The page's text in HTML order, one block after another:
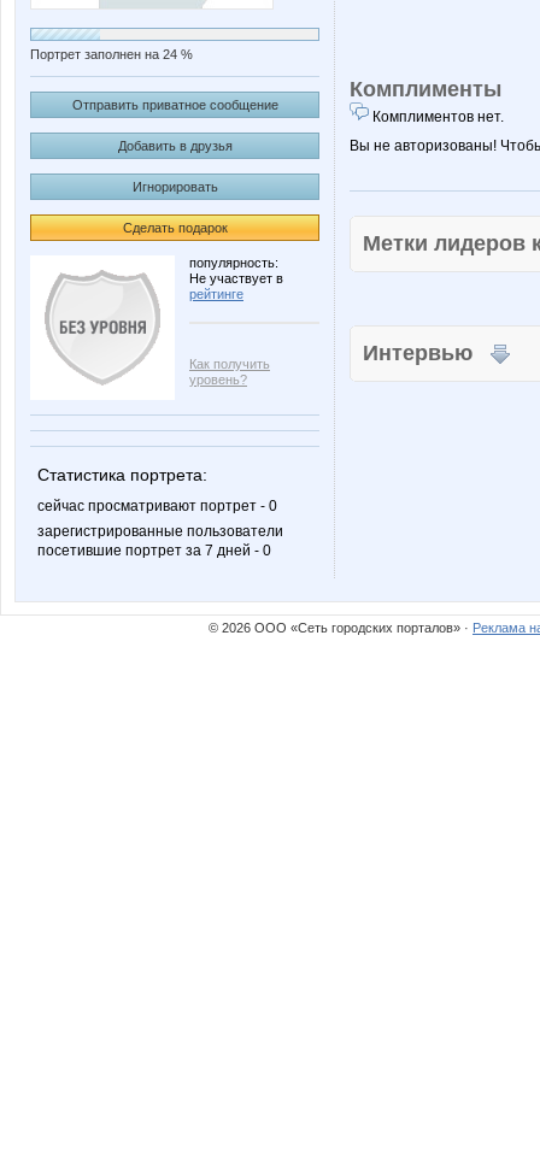
Портрет заполнен на 24 %
Отправить приватное сообщение
Добавить в друзья
Игнорировать
Сделать подарок
популярность:
Не участвует в
рейтинге
Как получить
уровень?
Статистика портрета:
сейчас просматривают портрет - 0
зарегистрированные пользователи
посетившие портрет за 7 дней - 0
Комплименты
Комплиментов нет.
Вы не авторизованы!
Метки
Интервью
© 2026 ООО «Сеть городских порталов» · Реклама